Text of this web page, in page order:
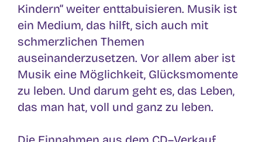
Kindern“ weiter enttabuisieren. Musik ist
ein Medium, das hilft, sich auch mit
schmerzlichen Themen
auseinanderzusetzen. Vor allem aber ist
Musik eine Möglichkeit, Glücksmomente
zu leben. Und darum geht es, das Leben,
das man hat, voll und ganz zu leben.